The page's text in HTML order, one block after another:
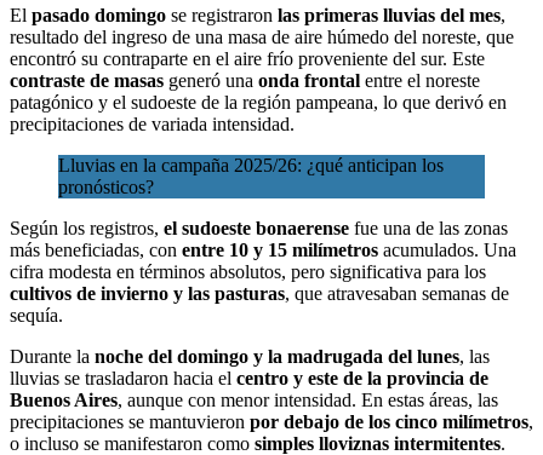
El pasado domingo se registraron las primeras lluvias del mes,
resultado del ingreso de una masa de aire húmedo del noreste, que
encontró su contraparte en el aire frío proveniente del sur. Este
contraste de masas generó una onda frontal entre el noreste
patagónico y el sudoeste de la región pampeana, lo que derivó en
precipitaciones de variada intensidad.
Lluvias en la campaña 2025/26: ¿qué anticipan los
pronósticos?
Según los registros, el sudoeste bonaerense fue una de las zonas
más beneficiadas, con entre 10 y 15 milímetros acumulados. Una
cifra modesta en términos absolutos, pero significativa para los
cultivos de invierno y las pasturas, que atravesaban semanas de
sequía.
Durante la noche del domingo y la madrugada del lunes, las
lluvias se trasladaron hacia el centro y este de la provincia de
Buenos Aires, aunque con menor intensidad. En estas áreas, las
precipitaciones se mantuvieron por debajo de los cinco milímetros,
o incluso se manifestaron como simples lloviznas intermitentes.